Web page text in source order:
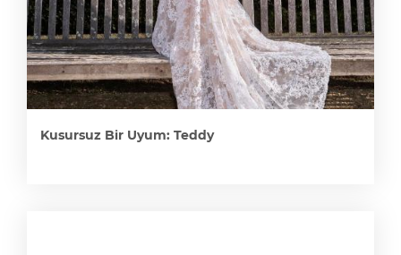
Kusursuz Bir Uyum: Teddy